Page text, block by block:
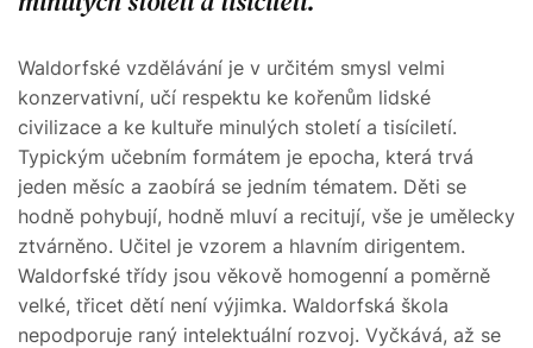
Waldorfské vzdělávání je v určitém smysl velmi
konzervativní, učí respektu ke kořenům lidské
civilizace a ke kultuře minulých století a tisíciletí.
Typickým učebním formátem je epocha, která trvá
jeden měsíc a zaobírá se jedním tématem. Děti se
hodně pohybují, hodně mluví a recitují, vše je umělecky
ztvárněno. Učitel je vzorem a hlavním dirigentem.
Waldorfské třídy jsou věkově homogenní a poměrně
velké, třicet dětí není výjimka. Waldorfská škola
nepodporuje raný intelektuální rozvoj. Vyčkává, až se